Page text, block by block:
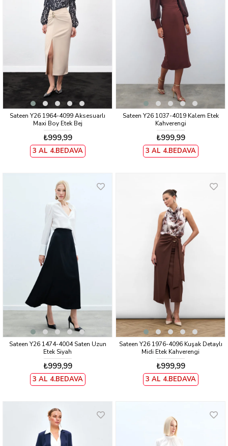
Sateen Y26 1964-4099 Aksesuarlı
Maxi Boy Etek Bej
₺999,99
3 AL 4.BEDAVA
Sateen Y26 1037-4019 Kalem Etek
Kahverengi
₺999,99
3 AL 4.BEDAVA
Sateen Y26 1474-4004 Saten Uzun
Etek Siyah
₺999,99
3 AL 4.BEDAVA
Sateen Y26 1976-4096 Kuşak Detaylı
Midi Etek Kahverengi
₺999,99
3 AL 4.BEDAVA